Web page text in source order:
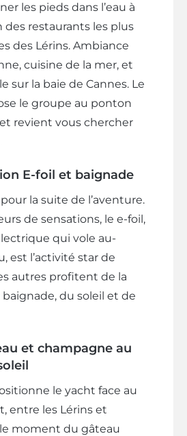
les pieds dans l’eau à
des restaurants les plus
des Lérins. Ambiance
cuisine de la mer, et
sur la baie de Cannes. Le
le groupe au ponton
revient vous chercher
E-foil et baignade
la suite de l’aventure.
de sensations, le e-foil,
qui vole au-
est l’activité star de
autres profitent de la
du soleil et de
et champagne au
le yacht face au
entre les Lérins et
le moment du gâteau